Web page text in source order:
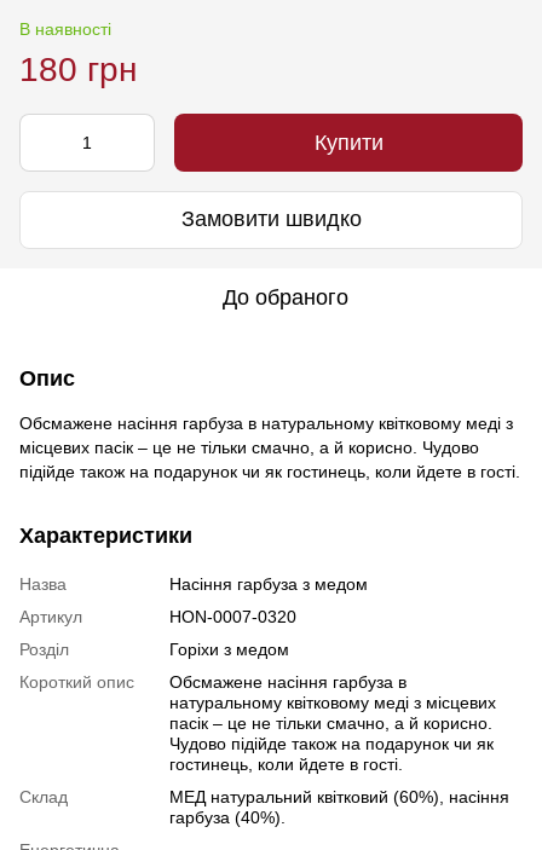
В наявності
180 грн
Купити
Замовити швидко
До обраного
Опис
Обсмажене насіння гарбуза в натуральному квітковому меді з
місцевих пасік – це не тільки смачно, а й корисно. Чудово
підійде також на подарунок чи як гостинець, коли йдете в гості.
Характеристики
Назва
Насіння гарбуза з медом
Артикул
HON-0007-0320
Розділ
Горіхи з медом
Короткий опис
Обсмажене насіння гарбуза в
натуральному квітковому меді з місцевих
пасік – це не тільки смачно, а й корисно.
Чудово підійде також на подарунок чи як
гостинець, коли йдете в гості.
Склад
МЕД натуральний квітковий (60%), насіння
гарбуза (40%).